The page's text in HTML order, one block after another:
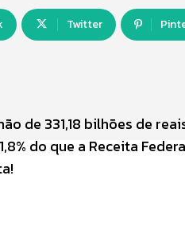
Twitter
de 331,18 bilhões de
do que a Receita